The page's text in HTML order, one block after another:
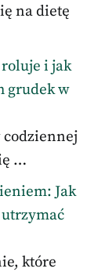
na dietę
roluje i jak
grudek w
codziennej
…
Jak
które